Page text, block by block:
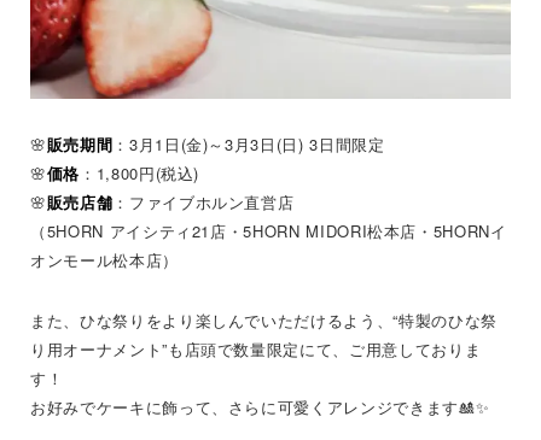
🌸販売期間 ：3月1日(金)～3月3日(日) 3日間限定
🌸価格 ：1,800円(税込)
🌸販売店舗 ：ファイブホルン直営店
（5HORN アイシティ21店・5HORN MIDORI松本店・5HORNイ
オンモール松本店）
また、ひな祭りをより楽しんでいただけるよう、“特製のひな祭
り用オーナメント”も店頭で数量限定にて、ご用意しておりま
す！
お好みでケーキに飾って、さらに可愛くアレンジできます🎎✨